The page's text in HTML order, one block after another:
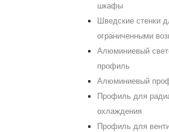
шкафы
Шведские стенки
ограниченными
Алюминиевый
профиль
Алюминиевый
Профиль для
охлаждения
Профиль для